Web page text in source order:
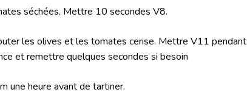
séchées. Mettre 10 secondes V8.
les olives et les tomates cerise. Mettre V11 pendant
et remettre quelques secondes si besoin
une heure avant de tartiner.